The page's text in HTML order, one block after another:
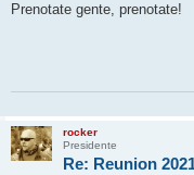
Prenotate gente, prenotate!
rocker
Presidente
Re: Reunion